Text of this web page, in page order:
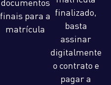
documentos
finais para a
matrícula
finalizado,
basta
assinar
digitalmente
o contrato e
pagar a